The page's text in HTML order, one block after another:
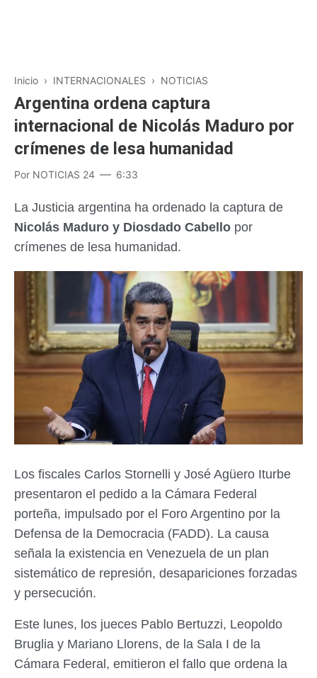
Inicio › INTERNACIONALES › NOTICIAS
Argentina ordena captura
internacional de Nicolás Maduro por
crímenes de lesa humanidad
Por NOTICIAS 24 6:33
La Justicia argentina ha ordenado la captura de
Nicolás Maduro y Diosdado Cabello por
crímenes de lesa humanidad.
Los fiscales Carlos Stornelli y José Agüero Iturbe
presentaron el pedido a la Cámara Federal
porteña, impulsado por el Foro Argentino por la
Defensa de la Democracia (FADD). La causa
señala la existencia en Venezuela de un plan
sistemático de represión, desapariciones forzadas
y persecución.
Este lunes, los jueces Pablo Bertuzzi, Leopoldo
Bruglia y Mariano Llorens, de la Sala I de la
Cámara Federal, emitieron el fallo que ordena la